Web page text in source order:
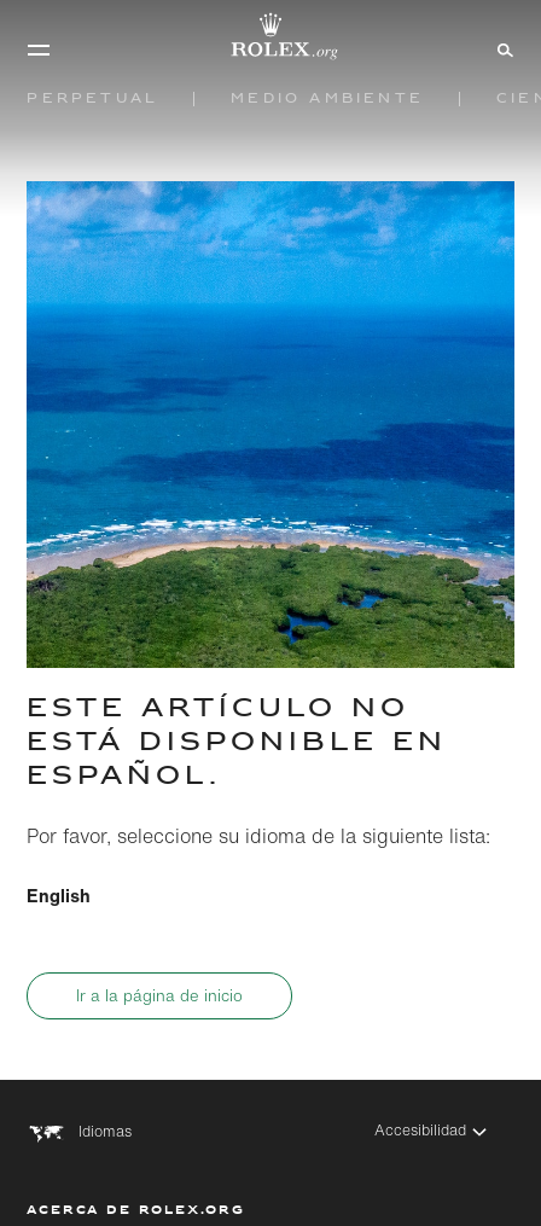
Perpetual Medio ambiente
ESTE ARTÍCULO NO
ESTÁ DISPONIBLE EN
ESPAÑOL.
Por favor, seleccione su idioma de la siguiente lista:
English
Ir a la página de inicio
Idiomas Accesibilidad
ACERCA DE ROLEX.ORG